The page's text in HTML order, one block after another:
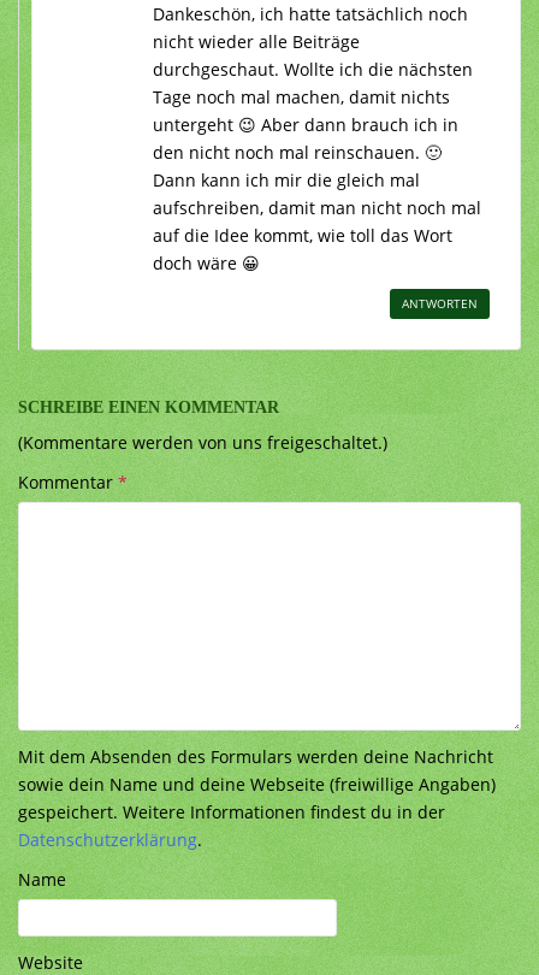
Dankeschön, ich hatte tatsächlich noch
nicht wieder alle Beiträge
durchgeschaut. Wollte ich die nächsten
Tage noch mal machen, damit nichts
untergeht 😉 Aber dann brauch ich in
den nicht noch mal reinschauen. 🙂
Dann kann ich mir die gleich mal
aufschreiben, damit man nicht noch mal
auf die Idee kommt, wie toll das Wort
doch wäre 😀
ANTWORTEN
SCHREIBE EINEN KOMMENTAR
(Kommentare werden von uns freigeschaltet.)
Kommentar*
Mit dem Absenden des Formulars werden deine Nachricht
sowie dein Name und deine Webseite (freiwillige Angaben)
gespeichert. Weitere Informationen findest du in der
Datenschutzerklärung.
Name
Website